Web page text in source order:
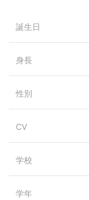
誕生日
身長
性別
CV
学校
学年